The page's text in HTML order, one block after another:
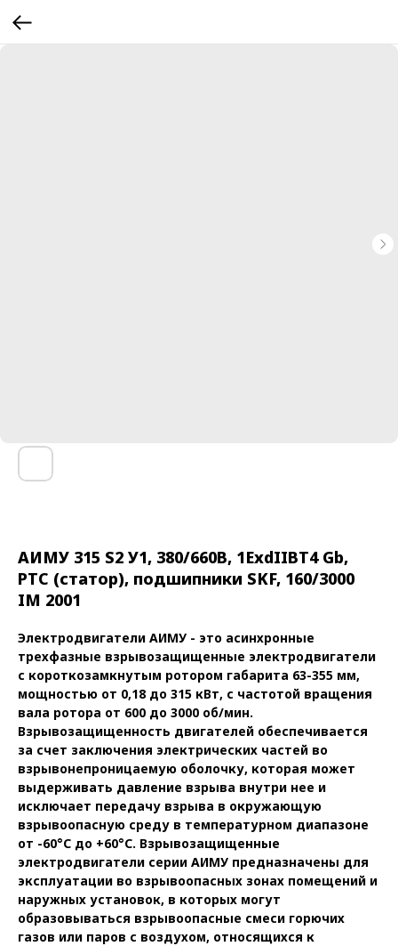
АИМУ 315 S2 У1, 380/660В, 1ExdIIBT4 Gb,
РТС (статор), подшипники SKF, 160/3000
IM 2001
Электродвигатели АИМУ - это асинхронные
трехфазные взрывозащищенные электродвигатели
с короткозамкнутым ротором габарита 63-355 мм,
мощностью от 0,18 до 315 кВт, с частотой вращения
вала ротора от 600 до 3000 об/мин.
Взрывозащищенность двигателей обеспечивается
за счет заключения электрических частей во
взрывонепроницаемую оболочку, которая может
выдерживать давление взрыва внутри нее и
исключает передачу взрыва в окружающую
взрывоопасную среду в температурном диапазоне
от -60°C до +60°C. Взрывозащищенные
электродвигатели серии АИМУ предназначены для
эксплуатации во взрывоопасных зонах помещений и
наружных установок, в которых могут
образовываться взрывоопасные смеси горючих
газов или паров с воздухом, относящихся к